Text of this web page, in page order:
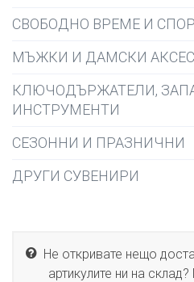
СВОБОДНО ВРЕМЕ И
МЪЖКИ И ДАМСКИ
КЛЮЧОДЪРЖАТЕЛИ,
ИНСТРУМЕНТИ
СЕЗОННИ И ПРАЗНИЧНИ
ДРУГИ СУВЕНИРИ
Не откривате нещо
артикулите ни на